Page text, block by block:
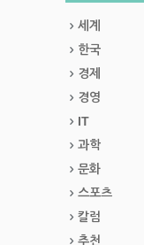
세계
한국
경제
경영
IT
과학
문화
스포츠
칼럼
추천